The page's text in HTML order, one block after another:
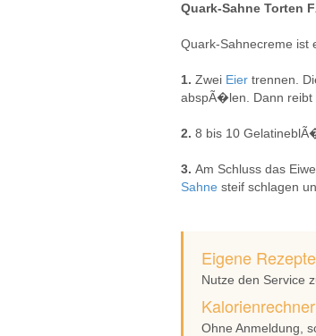
Quark-Sahne Torten
Quark-Sahnecreme
1. Zwei Eier trennen.
abspÃ�len. Dann reibt
2. 8 bis 10
3. Am Schluss das
Sahne steif schlagen
Eigene
Nutze den Service
Kalorienrechner
Ohne Anmeldung,